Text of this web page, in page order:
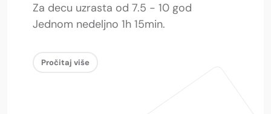
Za decu uzrasta od 7.5 - 10 god
Jednom nedeljno 1h 15min.
Pročitaj više